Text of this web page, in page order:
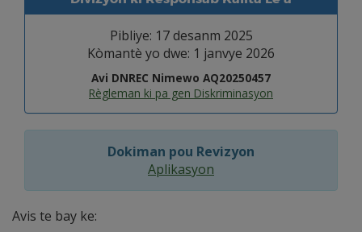
Pibliye: 17 desanm 2025
Kòmantè yo dwe: 1 janvye 2026
Avi DNREC Nimewo AQ20250457
Règleman ki pa gen Diskriminasyon
Dokiman pou Revizyon
Aplikasyon
Avis te bay ke: